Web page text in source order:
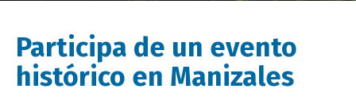
Participa de un evento
histórico en Manizales